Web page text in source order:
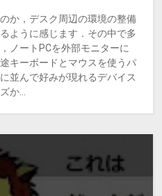
か，デスク周辺の環境の整備
ように感じます．その中で多
ノートPCを外部モニターに
キーボードとマウスを使うパ
並んで好みが現れるデバイス
か...